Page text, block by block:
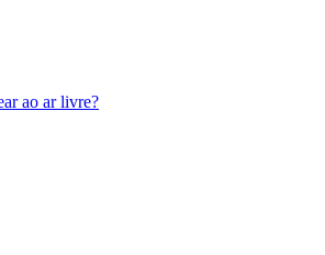
ao ar livre?